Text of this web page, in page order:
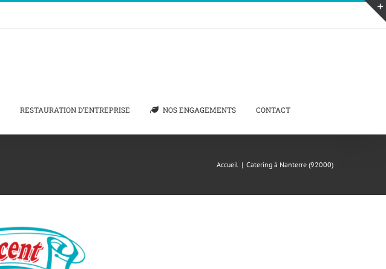
RESTAURATION D’ENTREPRISE NOS ENGAGEMENTS CONTACT
Accueil | Catering à Nanterre (92000)